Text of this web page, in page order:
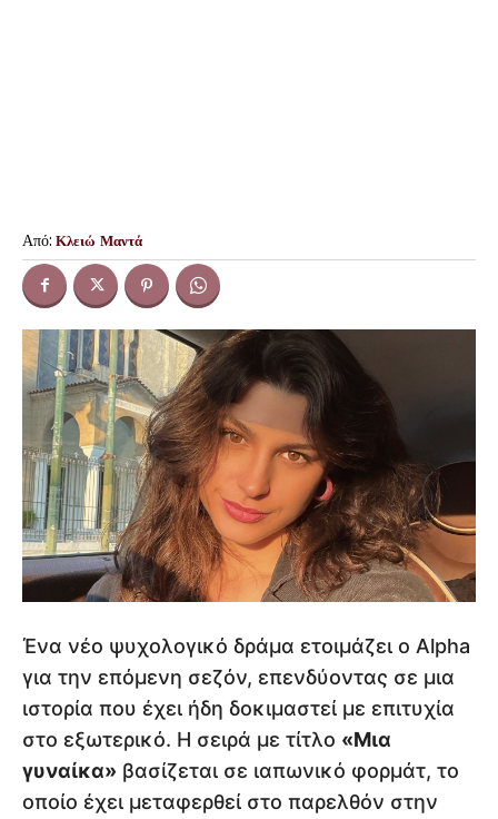
Από: Κλειώ Μαντά
Ένα νέο ψυχολογικό δράμα ετοιμάζει ο Alpha
για την επόμενη σεζόν, επενδύοντας σε μια
ιστορία που έχει ήδη δοκιμαστεί με επιτυχία
στο εξωτερικό. Η σειρά με τίτλο «Μια
γυναίκα» βασίζεται σε ιαπωνικό φορμάτ, το
οποίο έχει μεταφερθεί στο παρελθόν στην